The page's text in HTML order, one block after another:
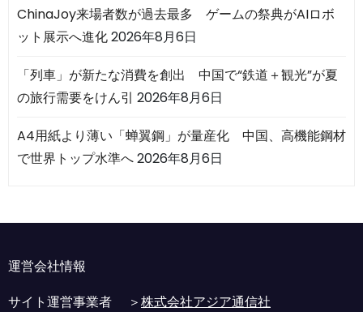
ChinaJoy来場者数が過去最多 ゲームの祭典がAIロボ
ット展示へ進化2026年8月6日
「列車」が新たな消費を創出 中国で“鉄道＋観光”が夏
の旅行需要をけん引 2026年8月6日
A4用紙より薄い「蝉翼鋼」が量産化 中国、高機能鋼材
で世界トップ水準へ2026年8月6日
運営会社情報
サイト運営事業者 ＞株式会社アジア通信社